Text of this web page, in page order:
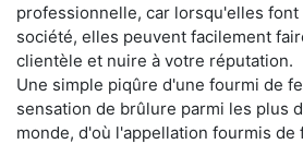
professionnelle, car lorsqu'elles
société, elles peuvent facilement
clientèle et nuire à votre réputation.
Une simple piqûre d'une fourmi de
sensation de brûlure parmi les plus
monde, d'où l'appellation fourmis de